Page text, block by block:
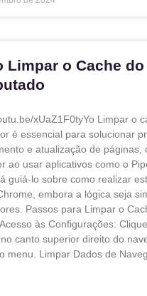
Limpar o Cache do
xUaZ1F0tyYo Limpar o
é essencial para solucionar
e atualização de páginas,
ao usar aplicativos como o
guiá-lo sobre como realizar
embora a lógica seja
Passos para Limpar o
às Configurações:
canto superior direito do
menu. Limpar Dados de